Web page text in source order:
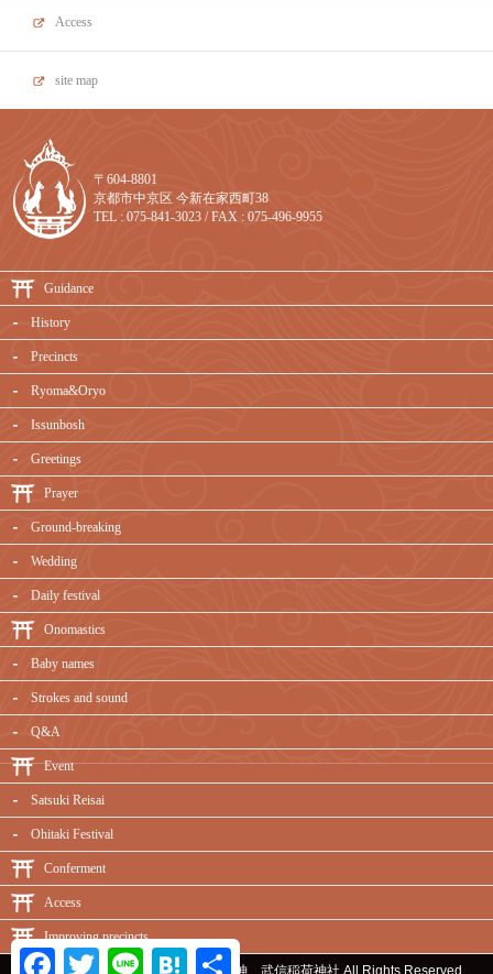
Access
site map
〒604-8801
京都市中京区 今新在家西町38
TEL : 075-841-3023 / FAX : 075-496-9955
Guidance
History
Precincts
Ryoma&Oryo
Issunbosh
Greetings
Prayer
Ground-breaking
Wedding
Daily festival
Onomastics
Baby names
Strokes and sound
Q&A
Event
Satsuki Reisai
Ohitaki Festival
Conferment
Access
Improving precincts
FacebookTwitter Line Hatena Share